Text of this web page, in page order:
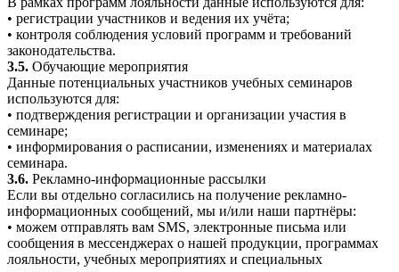
• регистрации участников и ведения их учёта;
• контроля соблюдения условий программ и требований
законодательства.
3.5. Обучающие мероприятия
Данные потенциальных участников учебных семинаров
используются для:
• подтверждения регистрации и организации участия в
семинаре;
• информирования о расписании, изменениях и материалах
семинара.
3.6. Рекламно-информационные рассылки
Если вы отдельно согласились на получение рекламно-
информационных сообщений, мы и/или наши партнёры:
• можем отправлять вам SMS, электронные письма или
сообщения в мессенджерах о нашей продукции, программах
лояльности, учебных мероприятиях и специальных